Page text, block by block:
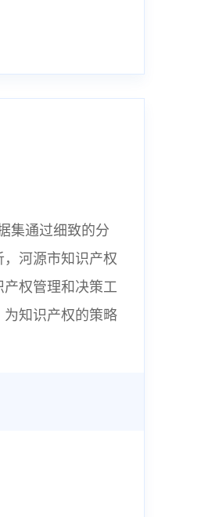
集通过细致的分
河源市知识产权
权管理和决策工
知识产权的策略